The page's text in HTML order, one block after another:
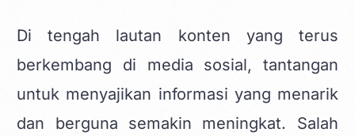
Di tengah lautan konten yang terus
berkembang di media sosial, tantangan
untuk menyajikan informasi yang menarik
dan berguna semakin meningkat. Salah